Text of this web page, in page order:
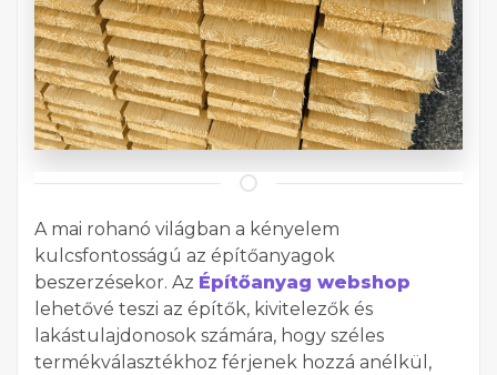
A mai rohanó világban a kényelem
kulcsfontosságú az építőanyagok
beszerzésekor. Az Építőanyag webshop
lehetővé teszi az építők, kivitelezők és
lakástulajdonosok számára, hogy széles
termékválasztékhoz férjenek hozzá anélkül,